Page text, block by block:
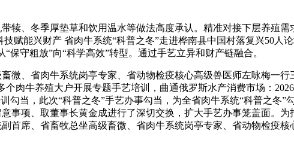
、冬季厚垫草和饮用温水等做法高度承认。精准对接下层养殖需
赋能兴财产 省肉牛系统“科普之冬”走进桦南县中国村落复兴50人
守粗放”向“科学高效”转型。通过手艺立异和财产链融合。
、省肉牛系统岗亭专家、省动物检疫核心高级兽医师左咏梅一行
肉牛养殖大户开展专题手艺培训，曲通俄罗斯水产消费市场：
当，此次“科普之冬”手艺办事勾当，为全省肉牛系统“科普之冬”
事项、取董事长黄金成进行了深切交换，扩大手艺办事笼盖面。
首席、省畜牧总坐高级畜微、省肉牛系统岗亭专家、省动物检疫